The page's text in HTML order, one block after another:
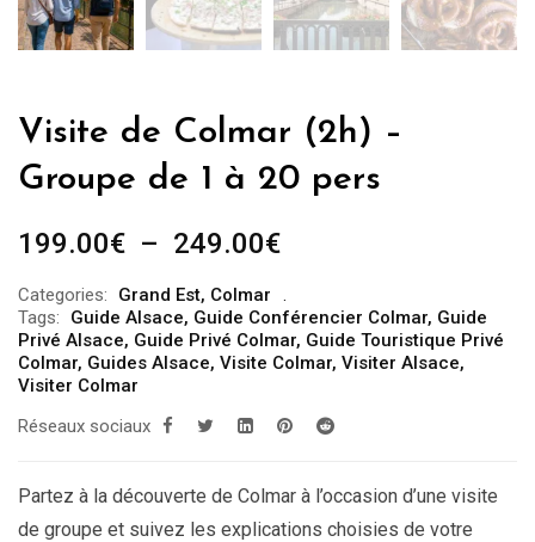
Visite de Colmar (2h) –
Groupe de 1 à 20 pers
199.00€ – 249.00€Plage
prix :
199.00€
à
249.00€
Categories: Grand Est, Colmar
Tags:
Guide Alsace, Guide Conférencier Colmar, Guide
Privé Alsace, Guide Privé Colmar, Guide Touristique Privé
Colmar, Guides Alsace, Visite Colmar, Visiter Alsace,
Visiter Colmar
Réseaux sociaux
Partez à la découverte de Colmar à l’occasion d’une visite
de groupe et suivez les explications choisies de votre